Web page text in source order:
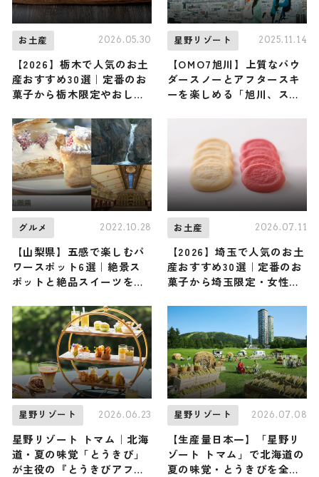
お土産 2026.05.30
【2026】栃木で人気のお土
産おすすめ30選｜定番のお
菓子から栃木限定やおしゃ
広く紹介
星野リゾート 2025.11.14
【OMO7旭川】上質なパウ
ダースノーとアフタースキ
ーを楽しめる「旭川、スキ
なるクラフトビール” など
遊び心満載 ♪
グルメ 2022.10.28
【山梨県】五感で楽しむパ
ワースポット6選｜絶景ス
ポットと絶品スイーツをご
お土産 2026.07.11
【2026】埼玉で人気のお土
産おすすめ30選｜定番のお
菓子から埼玉限定・女性向
紹介
星野リゾート 2026.06.23
星野リゾート トマム｜北海
道・夏の味覚「とうきび」
が主役の『とうきびアフタ
星野リゾート 2026.07.08
【生産量日本一】「星野リ
ゾート トマム」で北海道の
夏の味覚・とうきびを全力